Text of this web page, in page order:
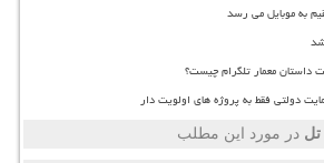
به موبایل می رسد
داستان معمار تلگرام چیست؟
دولتی فقط به پروژه های اولویت دار
تل در مورد این مطلب